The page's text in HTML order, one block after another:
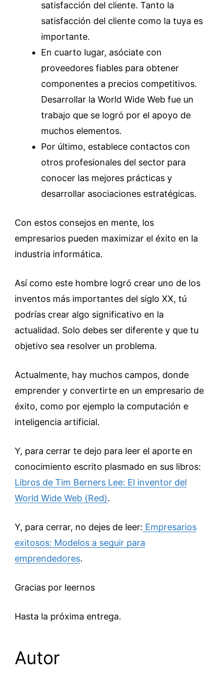
satisfacción del cliente. Tanto la
satisfacción del cliente como la tuya es
importante.
En cuarto lugar, asóciate con
proveedores fiables para obtener
componentes a precios competitivos.
Desarrollar la World Wide Web fue un
trabajo que se logró por el apoyo de
muchos elementos.
Por último, establece contactos con
otros profesionales del sector para
conocer las mejores prácticas y
desarrollar asociaciones estratégicas.
Con estos consejos en mente, los
empresarios pueden maximizar el éxito en la
industria informática.
Así como este hombre logró crear uno de los
inventos más importantes del siglo XX, tú
podrías crear algo significativo en la
actualidad. Solo debes ser diferente y que tu
objetivo sea resolver un problema.
Actualmente, hay muchos campos, donde
emprender y convertirte en un empresario de
éxito, como por ejemplo la computación e
inteligencia artificial.
Y, para cerrar te dejo para leer el aporte en
conocimiento escrito plasmado en sus libros:
Libros de Tim Berners Lee: El inventor del
World Wide Web (Red).
Y, para cerrar, no dejes de leer: Empresarios
exitosos: Modelos a seguir para
emprendedores.
Gracias por leernos
Hasta la próxima entrega.
Autor